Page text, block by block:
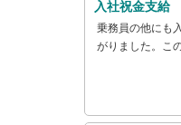
入社祝金支給
乗務員の他にも
がりました。こ